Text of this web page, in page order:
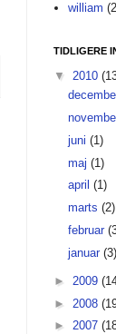
william
TIDLIGERE
▼ 2010
juni (1)
maj (1)
april (1)
marts (2)
februar
januar (3)
► 2009
► 2008
► 2007